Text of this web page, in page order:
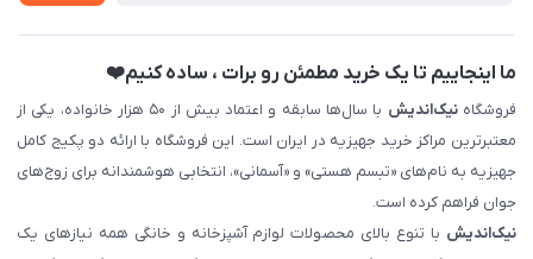
ما اینجاییم تا یک خرید مطمئن رو برات ، ساده کنیم❤️
فروشگاهنیک‌اندیش
با سال‌ها سابقه و اعتماد بیش از ۵۰ هزار خانواده، یکی از
معتبرترین مراکز خرید جهیزیه در ایران است. این فروشگاه با ارائه دو پکیج کامل
جهیزیه به نام‌های «تبسم هستی» و «آسمانی»، انتخابی هوشمندانه برای زوج‌های
جوان فراهم کرده است.
نیک‌اندیش با تنوع بالای محصولات لوازم آشپزخانه و خانگی همه نیازهای یک